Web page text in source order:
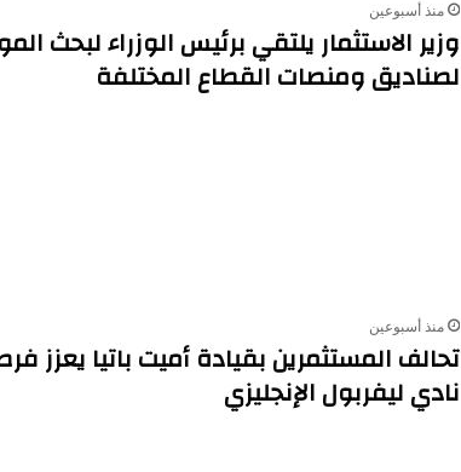
منذ أسبوعين
وزير الاستثمار يلتقي برئيس الوزراء لبحث
لصناديق ومنصات القطاع المختلفة
منذ أسبوعين
تحالف المستثمرين بقيادة أميت باتيا
نادي ليفربول الإنجليزي